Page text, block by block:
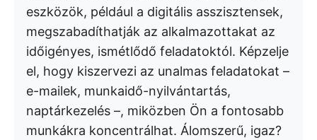
eszközök, például a digitális asszisztensek,
megszabadíthatják az alkalmazottakat az
időigényes, ismétlődő feladatoktól. Képzelje
el, hogy kiszervezi az unalmas feladatokat –
e-mailek, munkaidő-nyilvántartás,
naptárkezelés –, miközben Ön a fontosabb
munkákra koncentrálhat. Álomszerű, igaz?